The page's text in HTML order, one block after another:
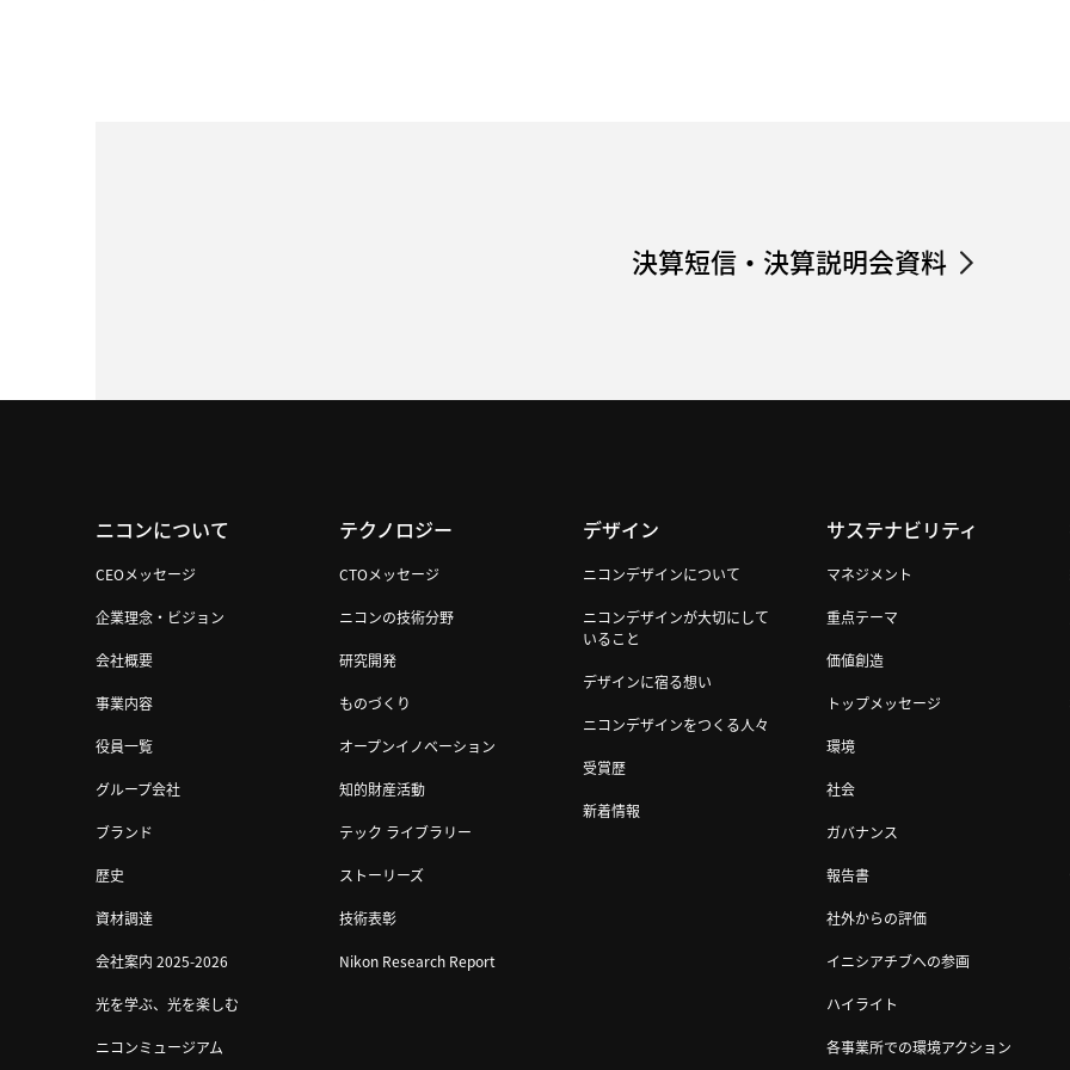
決算短信・決算説明会資料
ニコンについて
CEOメッセージ
企業理念・ビジョン
会社概要
事業内容
役員一覧
グループ会社
ブランド
歴史
資材調達
会社案内 2025-2026
光を学ぶ、光を楽しむ
ニコンミュージアム
テクノロジー
CTOメッセージ
ニコンの技術分野
研究開発
ものづくり
オープンイノベーション
知的財産活動
テック ライブラリー
ストーリーズ
技術表彰
Nikon Research Report
デザイン
ニコンデザインについて
ニコンデザインが大切にして
いること
デザインに宿る想い
ニコンデザインをつくる人々
受賞歴
新着情報
サステナビリティ
マネジメント
重点テーマ
価値創造
トップメッセージ
環境
社会
ガバナンス
報告書
社外からの評価
イニシアチブへの参画
ハイライト
各事業所での環境アクション